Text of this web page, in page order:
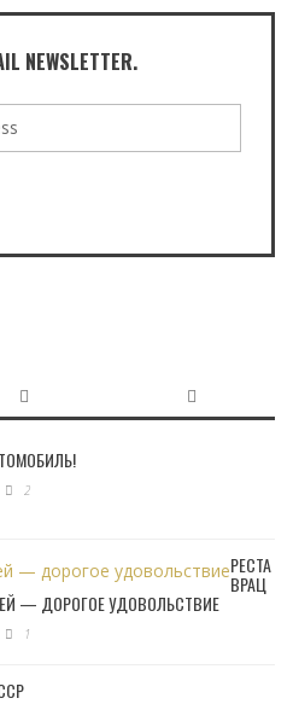
NEWSLETTER.
2
РЕСТА
ВРАЦ
— ДОРОГОЕ УДОВОЛЬСТВИЕ
1